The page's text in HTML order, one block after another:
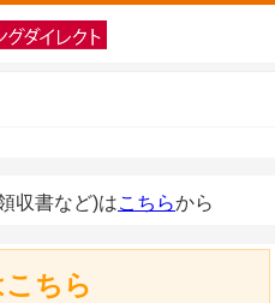
収書など)はこちらから
ちら